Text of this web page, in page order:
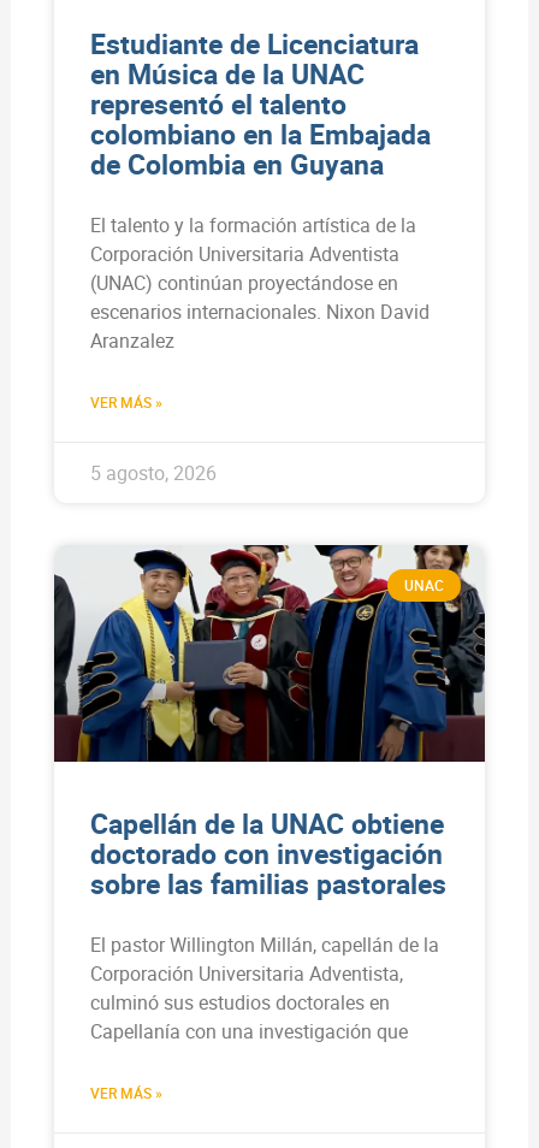
Estudiante de Licenciatura
en Música de la UNAC
representó el talento
colombiano en la Embajada
de Colombia en Guyana
El talento y la formación artística de la
Corporación Universitaria Adventista
(UNAC) continúan proyectándose en
escenarios internacionales. Nixon David
Aranzalez
VER MÁS »
5 agosto, 2026
UNAC
Capellán de la UNAC obtiene
doctorado con investigación
sobre las familias pastorales
El pastor Willington Millán, capellán de la
Corporación Universitaria Adventista,
culminó sus estudios doctorales en
Capellanía con una investigación que
VER MÁS »